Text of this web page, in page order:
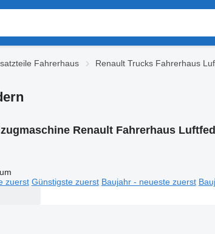
Fahrerhaus Renault Trucks Fahrerhaus
Renault Fahrerhaus
zuerst Günstigste zuerst Baujahr - neueste zuerst